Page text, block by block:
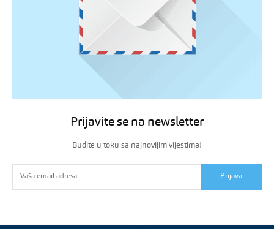
Prijavite se na newsletter
Budite u toku sa najnovijim vijestima!
Prijava